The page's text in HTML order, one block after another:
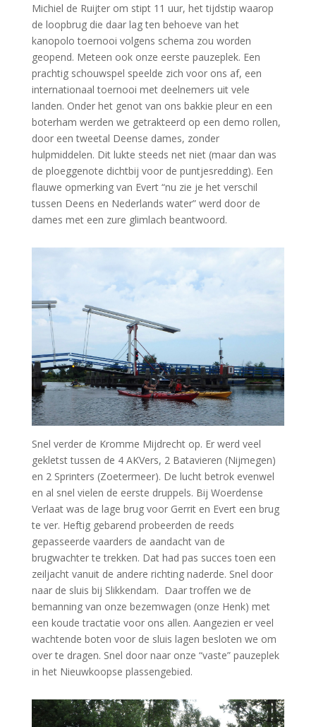
Michiel de Ruijter om stipt 11 uur, het tijdstip waarop
de loopbrug die daar lag ten behoeve van het
kanopolo toernooi volgens schema zou worden
geopend. Meteen ook onze eerste pauzeplek. Een
prachtig schouwspel speelde zich voor ons af, een
internationaal toernooi met deelnemers uit vele
landen. Onder het genot van ons bakkie pleur en een
boterham werden we getrakteerd op een demo rollen,
door een tweetal Deense dames, zonder
hulpmiddelen. Dit lukte steeds net niet (maar dan was
de ploeggenote dichtbij voor de puntjesredding). Een
flauwe opmerking van Evert “nu zie je het verschil
tussen Deens en Nederlands water” werd door de
dames met een zure glimlach beantwoord.
Snel verder de Kromme Mijdrecht op. Er werd veel
gekletst tussen de 4 AKVers, 2 Batavieren (Nijmegen)
en 2 Sprinters (Zoetermeer). De lucht betrok evenwel
en al snel vielen de eerste druppels. Bij Woerdense
Verlaat was de lage brug voor Gerrit en Evert een brug
te ver. Heftig gebarend probeerden de reeds
gepasseerde vaarders de aandacht van de
brugwachter te trekken. Dat had pas succes toen een
zeiljacht vanuit de andere richting naderde. Snel door
naar de sluis bij Slikkendam. Daar troffen we de
bemanning van onze bezemwagen (onze Henk) met
een koude tractatie voor ons allen. Aangezien er veel
wachtende boten voor de sluis lagen besloten we om
over te dragen. Snel door naar onze “vaste” pauzeplek
in het Nieuwkoopse plassengebied.